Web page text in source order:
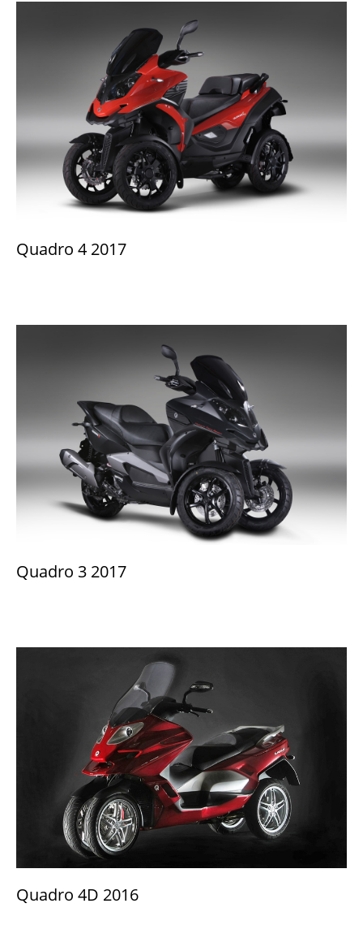
Quadro 4 2017
Quadro 3 2017
Quadro 4D 2016